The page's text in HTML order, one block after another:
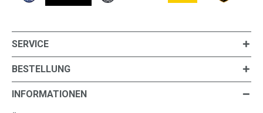
SERVICE
BESTELLUNG
INFORMATIONEN